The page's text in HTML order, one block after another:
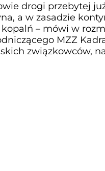
drogi przebytej
a w zasadzie
– mówi w
MZZ
związkowców, na